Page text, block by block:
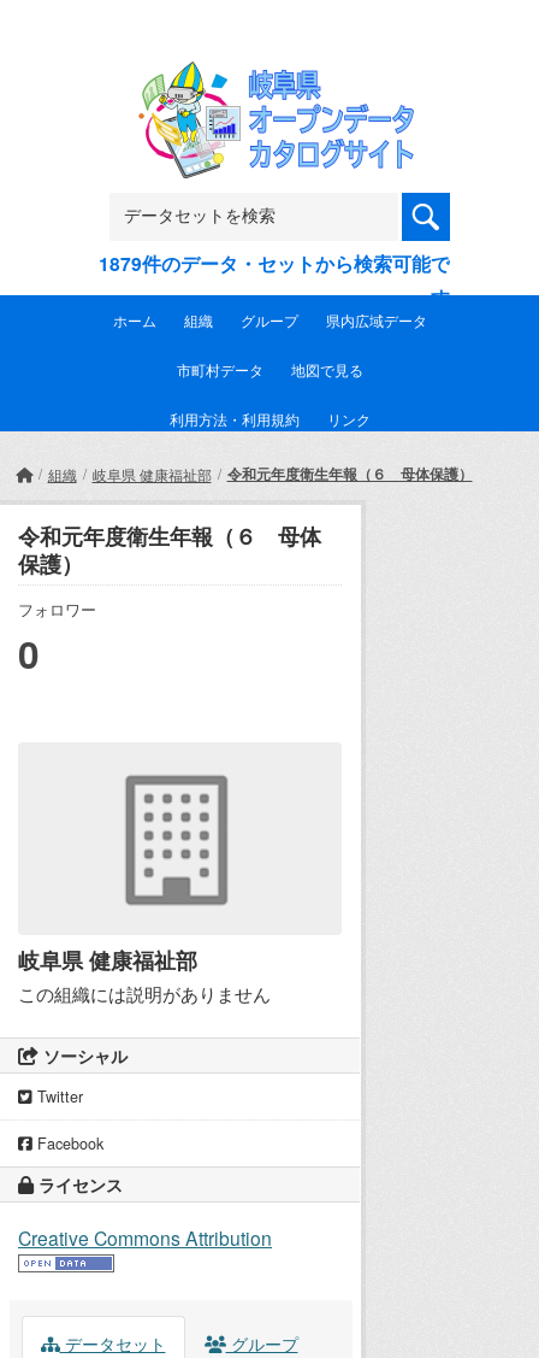
1879件のデータ・セットから検索可能で
す
ホーム 組織 グループ 県内広域データ
市町村データ 地図で見る
利用方法・利用規約 リンク
組織 岐阜県 健康福祉部 令和元年度衛生年報（６ 母体保護）
令和元年度衛生年報（６ 母体
保護）
フォロワー
0
岐阜県 健康福祉部
この組織には説明がありません
ソーシャル
Twitter
Facebook
ライセンス
Creative Commons Attribution
データセット グループ